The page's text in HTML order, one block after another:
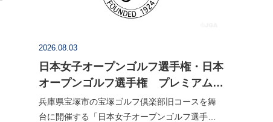
2026.08.03
日本女子オープンゴルフ選手権・日本
オープンゴルフ選手権 プレミアムチ
ケット販売を開始
兵庫県宝塚市の宝塚ゴルフ倶楽部旧コースを舞
台に開催する「日本女子オープンゴルフ選手